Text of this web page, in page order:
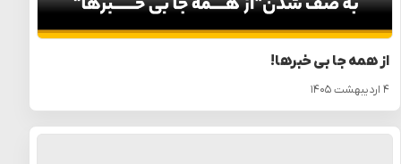
از همه جا بی خبرها!
۴ اردیبهشت ۱۴۰۵